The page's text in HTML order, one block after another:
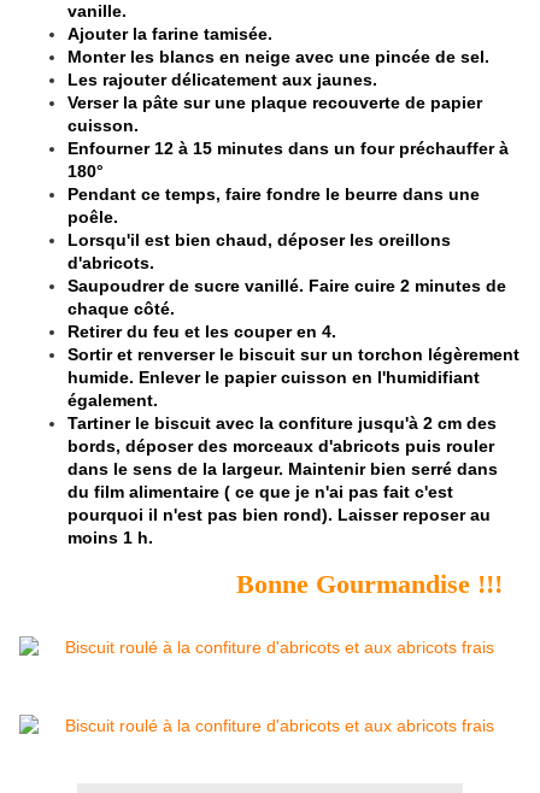
vanille.
Ajouter la farine tamisée.
Monter les blancs en neige avec une pincée de sel.
Les rajouter délicatement aux jaunes.
Verser la pâte sur une plaque recouverte de papier
cuisson.
Enfourner 12 à 15 minutes dans un four préchauffer à
180°
Pendant ce temps, faire fondre le beurre dans une
poêle.
Lorsqu'il est bien chaud, déposer les oreillons
d'abricots.
Saupoudrer de sucre vanillé. Faire cuire 2 minutes de
chaque côté.
Retirer du feu et les couper en 4.
Sortir et renverser le biscuit sur un torchon légèrement
humide. Enlever le papier cuisson en l'humidifiant
également.
Tartiner le biscuit avec la confiture jusqu'à 2 cm des
bords, déposer des morceaux d'abricots puis rouler
dans le sens de la largeur. Maintenir bien serré dans
du film alimentaire ( ce que je n'ai pas fait c'est
pourquoi il n'est pas bien rond). Laisser reposer au
moins 1 h.
Bonne Gourmandise !!!